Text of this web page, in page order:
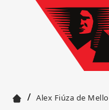
/ Alex Fiúza de Mello